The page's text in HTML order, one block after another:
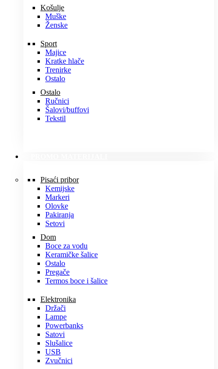
Košulje
Muške
Ženske
Sport
Majice
Kratke hlače
Trenirke
Ostalo
Ostalo
Ručnici
Šalovi/buffovi
Tekstil
Pisaći pribor
Kemijske
Markeri
Olovke
Pakiranja
Setovi
Dom
Boce za vodu
Keramičke šalice
Ostalo
Pregače
Termos boce i šalice
Elektronika
Držači
Lampe
Powerbanks
Satovi
Slušalice
USB
Zvučnici